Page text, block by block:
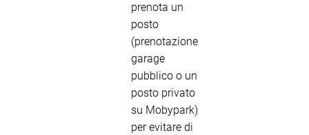
prenota un
posto
(prenotazione
garage
pubblico o un
posto privato
su Mobypark)
per evitare di